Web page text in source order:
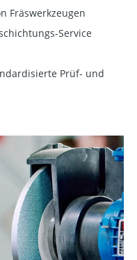
Fräswerkzeugen
Service
Prüf- und